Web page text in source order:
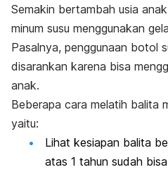
Semakin bertambah usia
minum susu menggunakan
Pasalnya, penggunaan botol
disarankan karena bisa
anak.
Beberapa cara melatih balita
yaitu:
Lihat kesiapan balita
atas 1 tahun sudah